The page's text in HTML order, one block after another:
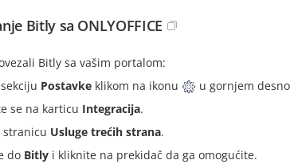
Bitly sa ONLYOFFICE
Bitly sa vašim portalom:
Postavke klikom na ikonu
u gornjem
se na karticu Integracija.
stranicu Usluge trećih strana.
do Bitly i kliknite na prekidač da ga omogućite.